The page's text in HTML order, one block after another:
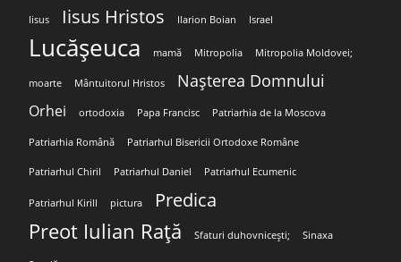
Iisus Iisus Hristos Ilarion Boian Israel
Lucășeuca mamă Mitropolia Mitropolia Moldovei;
moarte Mântuitorul Hristos Nașterea Domnului
Orhei ortodoxia Papa Francisc Patriarhia de la Moscova
Patriarhia Română Patriarhul Bisericii Ortodoxe Române
Patriarhul Chiril Patriarhul Daniel Patriarhul Ecumenic
Patriarhul Kirill pictura Predica
Preot Iulian Rață Sfaturi duhovnicești; Sinaxa